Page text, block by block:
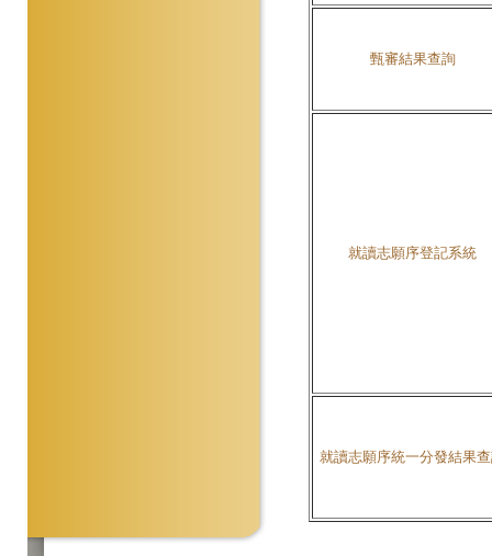
甄審結果查詢
就讀志願序登記系統
就讀志願序統一分發結果